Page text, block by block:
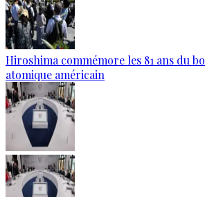
Hiroshima commémore les 81 ans du
atomique américain